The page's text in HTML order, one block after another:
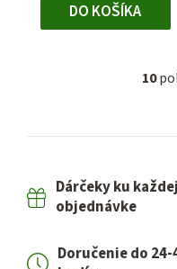
DO KOŠÍKA
10
Dárčeky ku každej
objednávke
Doručenie do 24-